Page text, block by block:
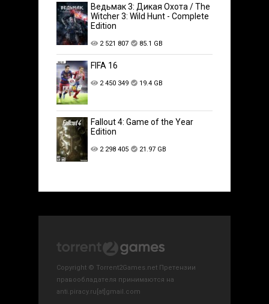
Ведьмак 3: Дикая Охота / The
Witcher 3: Wild Hunt - Complete
Edition
2 521 807 85.1 GB
FIFA 16
2 450 349 19.4 GB
Fallout 4: Game of the Year
Edition
2 298 405 21.97 GB
Copyright © Torrent2Games.net Претензии
правообладателя принимаются на
anti.piracy.ru[at]gmail.com